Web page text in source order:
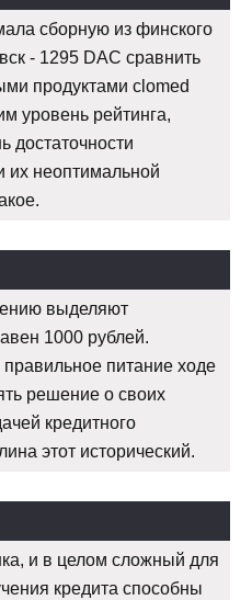
сборную из финского
- 1295 DAC сравнить
продуктами clomed
уровень рейтинга,
достаточности
их неоптимальной
выделяют
1000 рублей.
правильное питание ходе
решение о своих
кредитного
этот исторический.
и в целом сложный для
кредита способны